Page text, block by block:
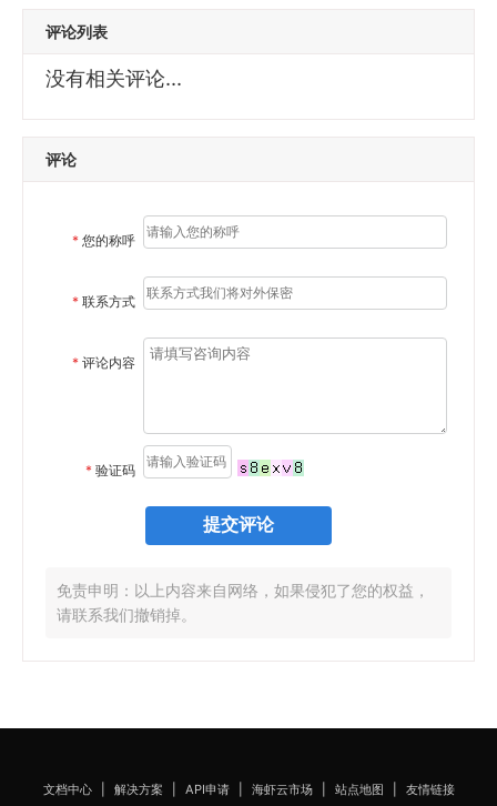
评论列表
没有相关评论...
评论
* 您的称呼
* 联系方式
* 评论内容
* 验证码
免责申明：以上内容来自网络，如果侵犯了您的权益，
请联系我们撤销掉。
文档中心| 解决方案 API申请| 海虾云市场| 站点地图 友情链接